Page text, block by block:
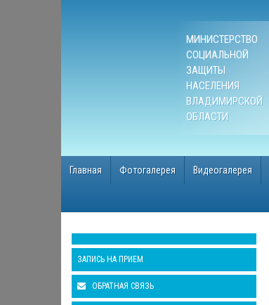
МИНИСТЕРСТВО
СОЦИАЛЬНОЙ
ЗАЩИТЫ
НАСЕЛЕНИЯ
ВЛАДИМИРСКОЙ
ОБЛАСТИ
Главная Фотогалерея Видеогалерея
ЗАПИСЬ НА ПРИЕМ
ОБРАТНАЯ СВЯЗЬ